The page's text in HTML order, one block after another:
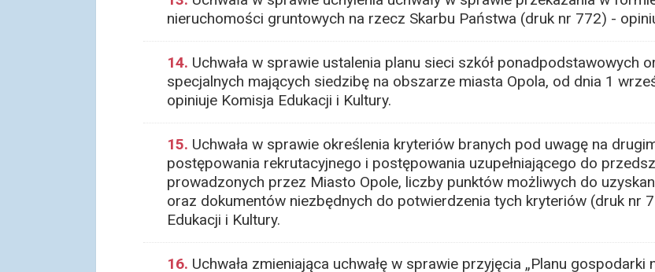
nieruchomości gruntowych na rzecz Skarbu Państwa (druk nr 772) -
14. Uchwała w sprawie ustalenia planu sieci szkół ponadpodstawowych
specjalnych mających siedzibę na obszarze miasta Opola, od dnia 1
opiniuje Komisja Edukacji i Kultury.
15. Uchwała w sprawie określenia kryteriów branych pod uwagę na
postępowania rekrutacyjnego i postępowania uzupełniającego do
prowadzonych przez Miasto Opole, liczby punktów możliwych do
oraz dokumentów niezbędnych do potwierdzenia tych kryteriów (druk nr
Edukacji i Kultury.
16. Uchwała zmieniająca uchwałę w sprawie przyjęcia „Planu gospodarki